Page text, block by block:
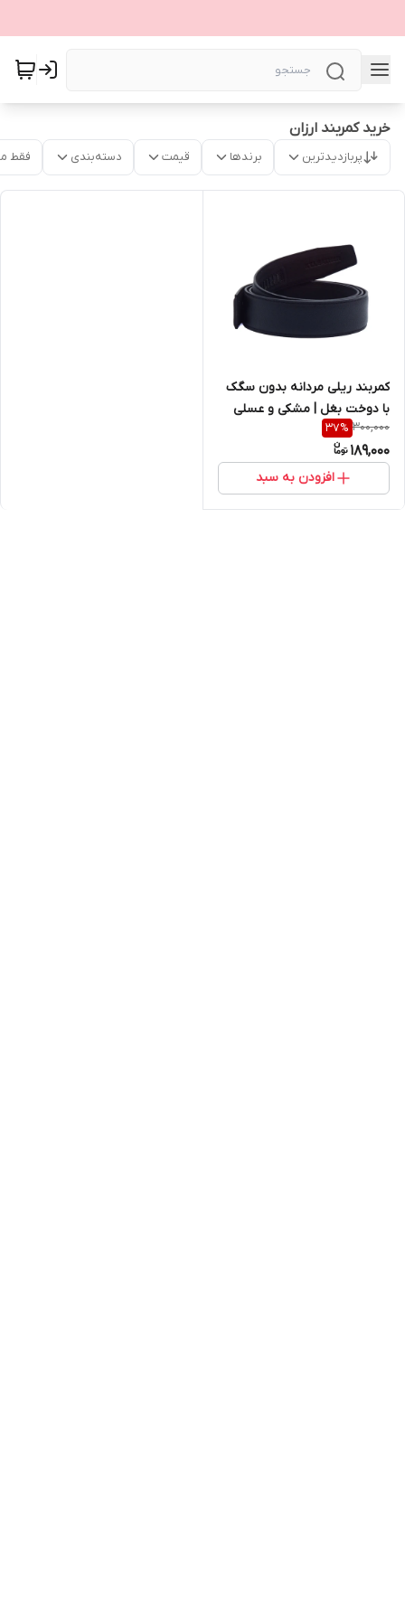
خرید کمربند ارزان
پربازدیدترین برندها قیمت دسته‌بندی فقط
کمربند ریلی مردانه بدون سگک
با دوخت بغل | مشکی و عسلی
300,000
37%
189,000
افزودن به سبد